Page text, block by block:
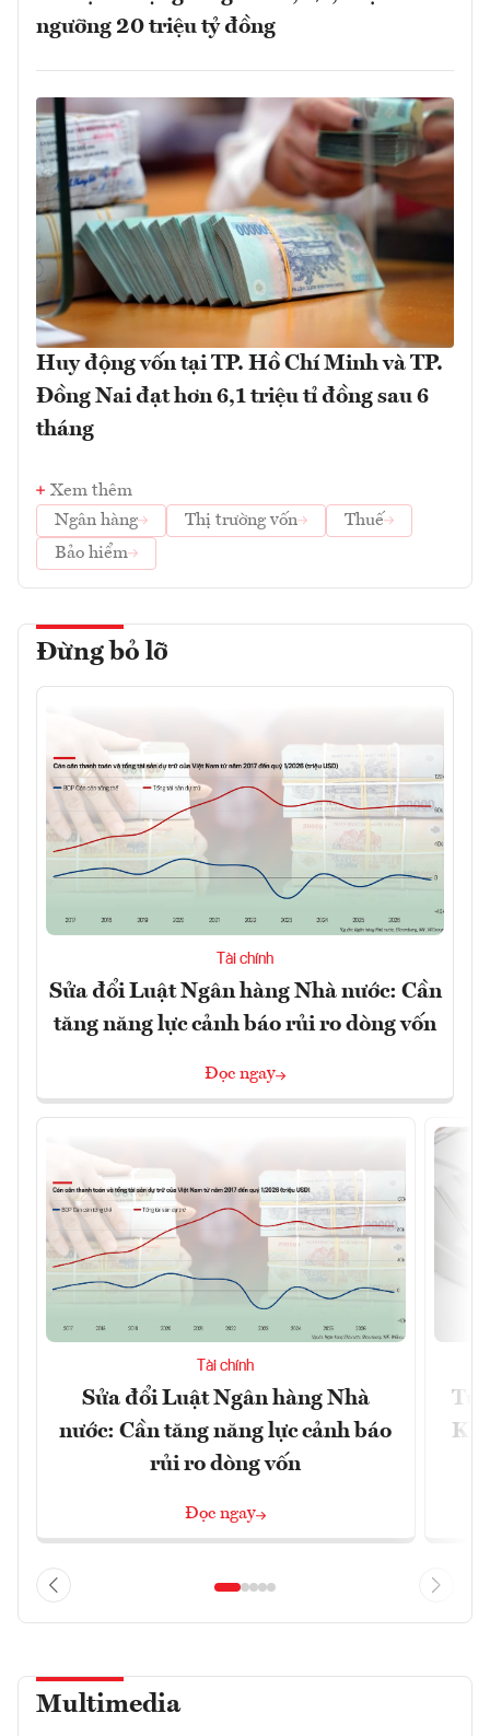
ngưỡng 20 triệu tỷ đồng
Huy động vốn tại TP. Hồ Chí Minh và TP.
Đồng Nai đạt hơn 6,1 triệu tỉ đồng sau 6
tháng
Xem thêm
Ngân hàng
Thị trường vốn
Thuế
Bảo hiểm
Đừng bỏ lỡ
Tài chính
Sửa đổi Luật Ngân hàng Nhà nước: Cần
tăng năng lực cảnh báo rủi ro dòng vốn
Đọc ngay
Tài chính
Sửa đổi Luật Ngân hàng Nhà
nước: Cần tăng năng lực cảnh báo
rủi ro dòng vốn
Đọc ngay
Từ
Multimedia